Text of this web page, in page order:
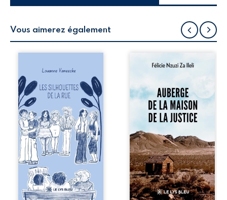
Vous aimerez également
la rue donne la
parole à six
personnages
ordinaires,
traversés par des
pensées, des
émotions et des
silences qui
pourraient
appartenir à
chacun de nous. À
travers leurs
parcours, ce
roman invite à
porter un regard
Auberge de la
récit-témoignage
consacré au
parcours
exemplaire de
Mbala Zi Nkuaku
Lema Félix.
Magistrat intègre,
fervent défenseur
des droits
humains et de
l’indépendance
judiciaire, il voit sa
carrière de trente-